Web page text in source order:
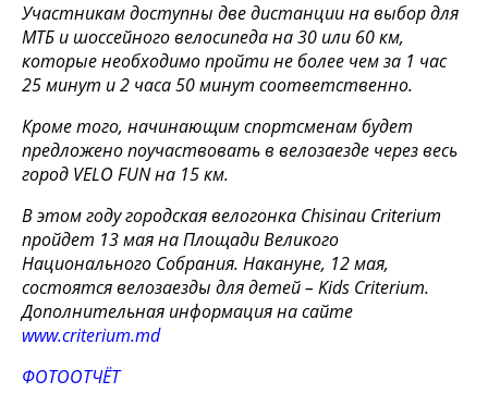
Участникам доступны две дистанции на выбор для
МТБ и шоссейного велосипеда на 30 или 60 км,
которые необходимо пройти не более чем за 1 час
25 минут и 2 часа 50 минут соответственно.
Кроме того, начинающим спортсменам будет
предложено поучаствовать в велозаезде через весь
город VELO FUN на 15 км.
В этом году городская велогонка Chisinau Criterium
пройдет 13 мая на Площади Великого
Национального Собрания. Накануне, 12 мая,
состоятся велозаезды для детей – Kids Criterium.
Дополнительная информация на сайте
www.criterium.md
ФОТООТЧЁТ